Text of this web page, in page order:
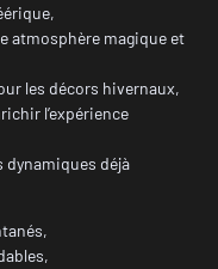
atmosphère magique et
les décors hivernaux,
l’expérience
dynamiques déjà